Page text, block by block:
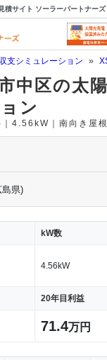
積サイト ソーラーパートナーズ
支シミュレーション »
中区の太
ン
4.56kW｜南向き屋
島県)
kW数
4.56kW
20年目利益
71.4万円